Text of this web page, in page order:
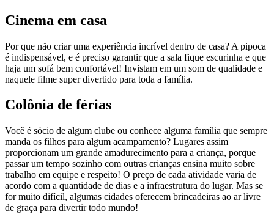
Cinema em casa
Por que não criar uma experiência incrível dentro de casa? A pipoca
é indispensável, e é preciso garantir que a sala fique escurinha e que
haja um sofá bem confortável! Invistam em um som de qualidade e
naquele filme super divertido para toda a família.
Colônia de férias
Você é sócio de algum clube ou conhece alguma família que sempre
manda os filhos para algum acampamento? Lugares assim
proporcionam um grande amadurecimento para a criança, porque
passar um tempo sozinho com outras crianças ensina muito sobre
trabalho em equipe e respeito! O preço de cada atividade varia de
acordo com a quantidade de dias e a infraestrutura do lugar. Mas se
for muito difícil, algumas cidades oferecem brincadeiras ao ar livre
de graça para divertir todo mundo!